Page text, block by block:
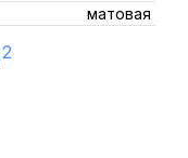
матовая
2